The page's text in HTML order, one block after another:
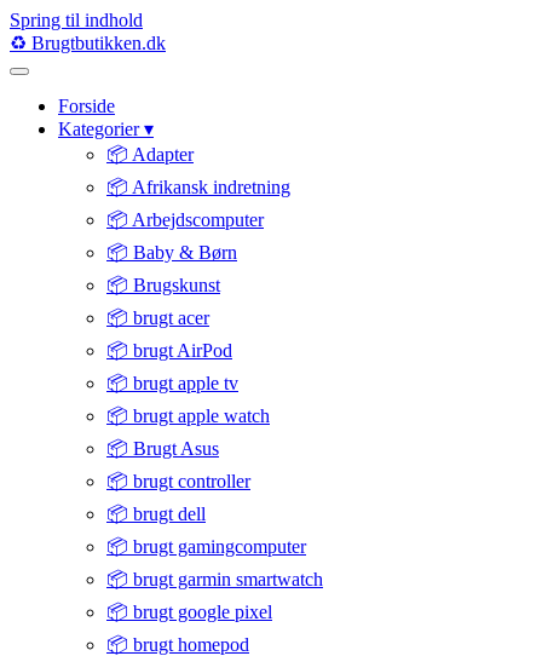
Spring til indhold
♻️ Brugtbutikken.dk
Forside
Kategorier▾
📦 Adapter
📦 Afrikansk indretning
📦 Arbejdscomputer
📦 Baby & Børn
📦 Brugskunst
📦 brugt acer
📦 brugt AirPod
📦 brugt apple tv
📦 brugt apple watch
📦 Brugt Asus
📦 brugt controller
📦 brugt dell
📦 brugt gamingcomputer
📦 brugt garmin smartwatch
📦 brugt google pixel
📦 brugt homepod